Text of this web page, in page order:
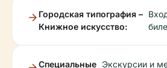
Городская типография –
Книжное искусство:
Специальные Экскурсии и